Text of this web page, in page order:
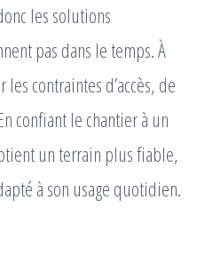
les solutions
pas dans le temps. À
contraintes d’accès, de
confiant le chantier à un
un terrain plus fiable,
à son usage quotidien.